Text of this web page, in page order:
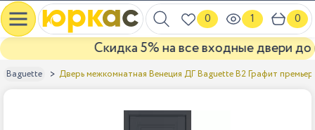
0 1 0
Скидка 5% на все входные двери до
Baguette Дверь межкомнатная Венеция ДГ Baguette B2 Графит